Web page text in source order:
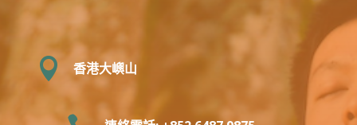
 香港大嶼山